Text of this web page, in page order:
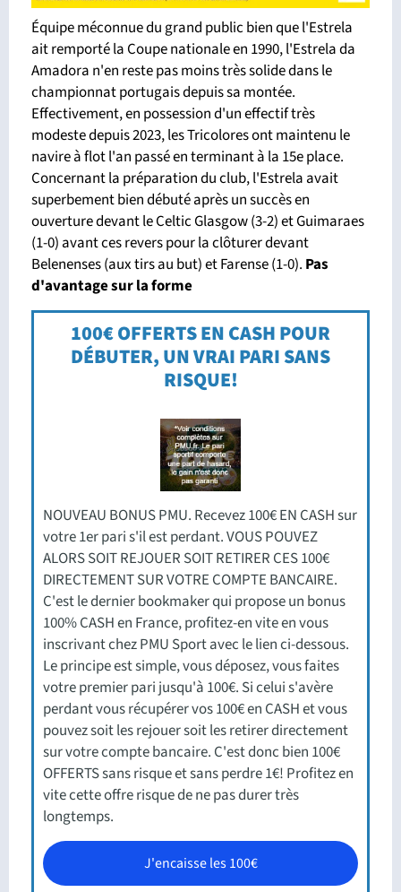
Équipe méconnue du grand public bien que l'Estrela
ait remporté la Coupe nationale en 1990, l'Estrela da
Amadora n'en reste pas moins très solide dans le
championnat portugais depuis sa montée.
Effectivement, en possession d'un effectif très
modeste depuis 2023, les Tricolores ont maintenu le
navire à flot l'an passé en terminant à la 15e place.
Concernant la préparation du club, l'Estrela avait
superbement bien débuté après un succès en
ouverture devant le Celtic Glasgow (3-2) et Guimaraes
(1-0) avant ces revers pour la clôturer devant
Belenenses (aux tirs au but) et Farense (1-0). Pas
d'avantage sur la forme
100€ OFFERTS EN CASH POUR
DÉBUTER, UN VRAI PARI SANS
RISQUE!
NOUVEAU BONUS PMU. Recevez 100€ EN CASH sur
votre 1er pari s'il est perdant. VOUS POUVEZ
ALORS SOIT REJOUER SOIT RETIRER CES 100€
DIRECTEMENT SUR VOTRE COMPTE BANCAIRE.
C'est le dernier bookmaker qui propose un bonus
100% CASH en France, profitez-en vite en vous
inscrivant chez PMU Sport avec le lien ci-dessous.
Le principe est simple, vous déposez, vous faites
votre premier pari jusqu'à 100€. Si celui s'avère
perdant vous récupérer vos 100€ en CASH et vous
pouvez soit les rejouer soit les retirer directement
sur votre compte bancaire. C'est donc bien 100€
OFFERTS sans risque et sans perdre 1€! Profitez en
vite cette offre risque de ne pas durer très
longtemps.
J'encaisse les 100€